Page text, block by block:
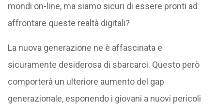
mondi on-line, ma siamo sicuri di essere pronti ad
affrontare queste realtà digitali?
La nuova generazione ne è affascinata e
sicuramente desiderosa di sbarcarci. Questo però
comporterà un ulteriore aumento del gap
generazionale, esponendo i giovani a nuovi pericoli